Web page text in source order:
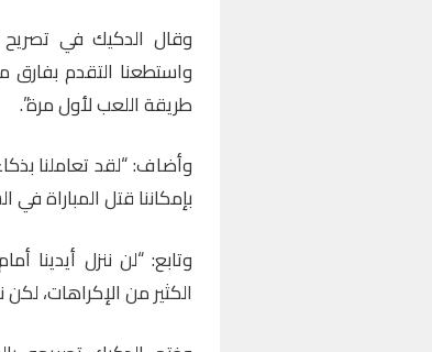
وقال الدكيك في تصريح
واستطعنا التقدم بفارق
طريقة اللعب لأول مرة”.
وأضاف: “لقد تعاملنا
بإمكاننا قتل المباراة
وتابع: “لن ننزل أيدينا
الكثير من الإكراهات، لكن